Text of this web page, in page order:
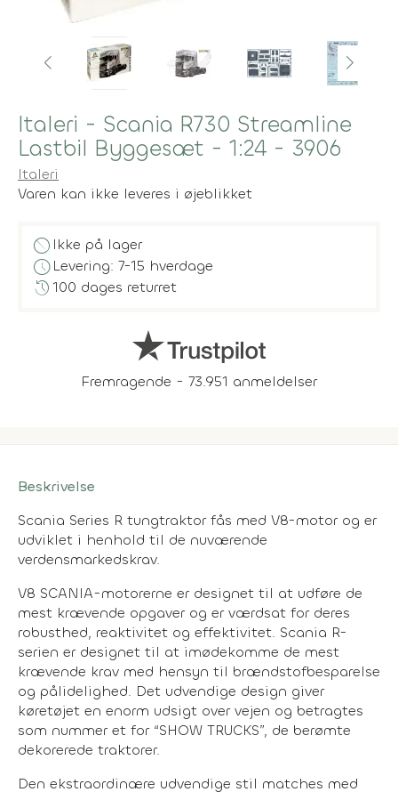
Italeri - Scania R730 Streamline
Lastbil Byggesæt - 1:24 - 3906
Italeri
Varen kan ikke leveres i øjeblikket
block Ikke på lager
scheduleLevering: 7-15 hverdage
history100 dages returret
Fremragende - 73.951 anmeldelser
Beskrivelse
Scania Series R tungtraktor fås med V8-motor og er
udviklet i henhold til de nuværende
verdensmarkedskrav.
V8 SCANIA-motorerne er designet til at udføre de
mest krævende opgaver og er værdsat for deres
robusthed, reaktivitet og effektivitet. Scania R-
serien er designet til at imødekomme de mest
krævende krav med hensyn til brændstofbesparelse
og pålidelighed. Det udvendige design giver
køretøjet en enorm udsigt over vejen og betragtes
som nummer et for “SHOW TRUCKS”, de berømte
dekorerede traktorer.
Den ekstraordinære udvendige stil matches med